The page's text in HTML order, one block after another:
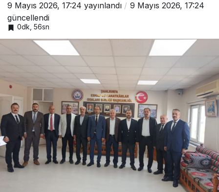
9 Mayıs 2026, 17:24 yayınlandı
9 Mayıs 2026, 17:24
güncellendi
0dk, 56sn